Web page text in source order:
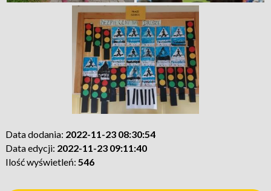
Data dodania: 2022-11-23 08:30:54
Data edycji: 2022-11-23 09:11:40
Ilość wyświetleń: 546